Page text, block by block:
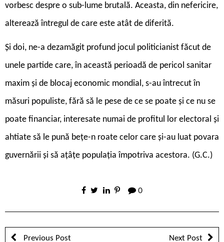
vorbesc despre o sub-lume brutală. Aceasta, din nefericire,
alterează întregul de care este atât de diferită.
Și doi, ne-a dezamăgit profund jocul politicianist făcut de
unele partide care, în această perioadă de pericol sanitar
maxim și de blocaj economic mondial, s-au întrecut în
măsuri populiste, fără să le pese de ce se poate și ce nu se
poate financiar, interesate numai de profitul lor electoral și
ahtiate să le pună bețe-n roate celor care și-au luat povara
guvernării și să ațâțe populația împotriva acestora. (G.C.)
0
Previous Post Next Post